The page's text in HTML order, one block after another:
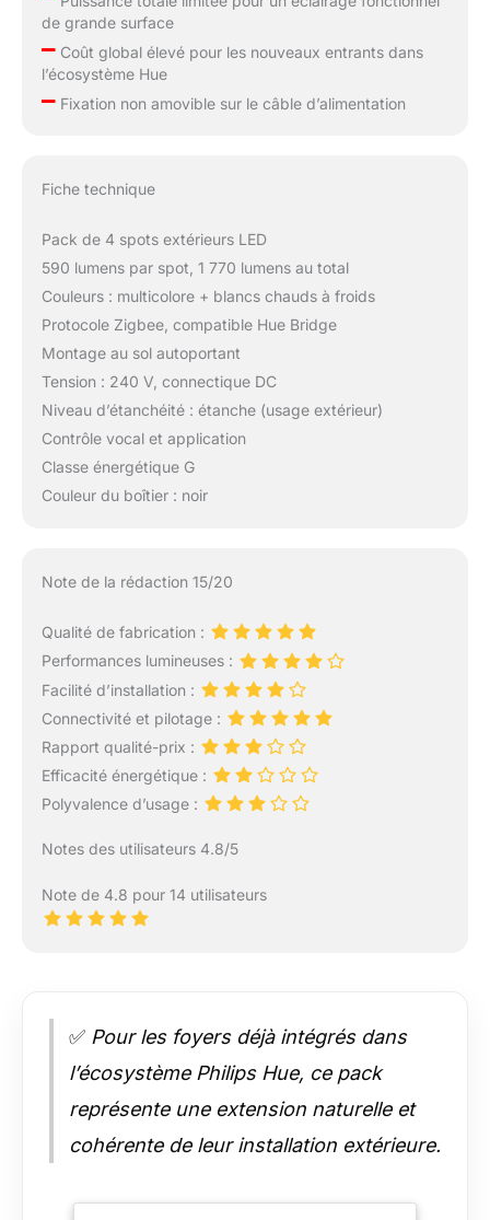
de grande surface
–Coût global élevé pour les nouveaux entrants dans
l’écosystème Hue
–Fixation non amovible sur le câble d’alimentation
Fiche technique
Pack de 4 spots extérieurs LED
590 lumens par spot, 1 770 lumens au total
Couleurs : multicolore + blancs chauds à froids
Protocole Zigbee, compatible Hue Bridge
Montage au sol autoportant
Tension : 240 V, connectique DC
Niveau d’étanchéité : étanche (usage extérieur)
Contrôle vocal et application
Classe énergétique G
Couleur du boîtier : noir
Note de la rédaction 15/20
Qualité de fabrication :
Performances lumineuses :
Facilité d’installation :
Connectivité et pilotage :
Rapport qualité-prix :
Efficacité énergétique :
Polyvalence d’usage :
Notes des utilisateurs 4.8/5
Note de 4.8 pour 14 utilisateurs
✅ Pour les foyers déjà intégrés dans
l’écosystème Philips Hue, ce pack
représente une extension naturelle et
cohérente de leur installation extérieure.